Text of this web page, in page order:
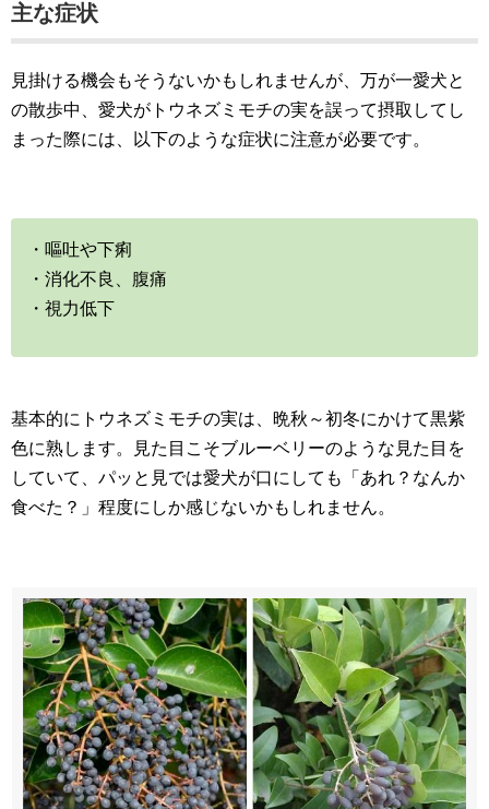
主な症状
見掛ける機会もそうないかもしれませんが、万が一愛犬と
の散歩中、愛犬がトウネズミモチの実を誤って摂取してし
まった際には、以下のような症状に注意が必要です。
・嘔吐や下痢
・消化不良、腹痛
・視力低下
基本的にトウネズミモチの実は、晩秋～初冬にかけて黒紫
色に熟します。見た目こそブルーベリーのような見た目を
していて、パッと見では愛犬が口にしても「あれ？なんか
食べた？」程度にしか感じないかもしれません。